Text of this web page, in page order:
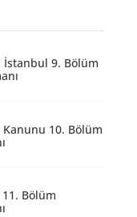
İstanbul 9. Bölüm
Kanunu 10. Bölüm
Bölüm